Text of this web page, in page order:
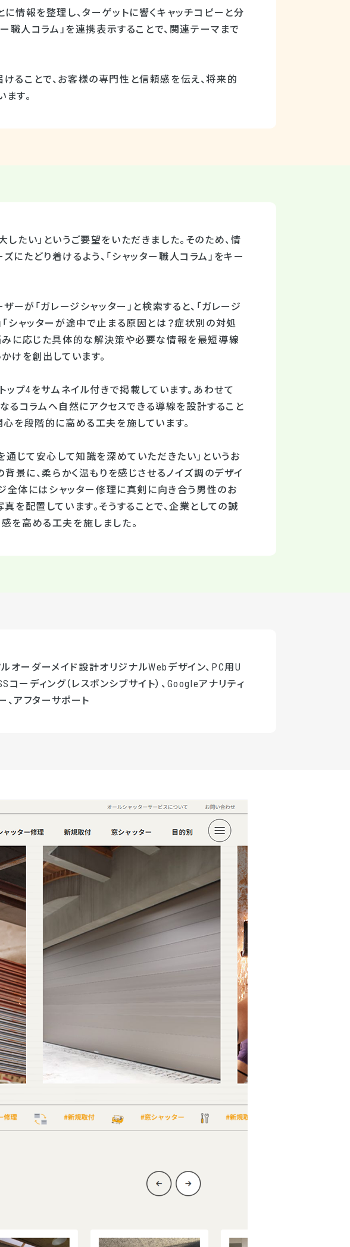
情報を整理し、ターゲットに響くキャッチコピーと分
職人コラム」を連携表示することで、関連テーマまで
ることで、お客様の専門性と信頼感を伝え、将来的
す。
たい」というご要望をいただきました。そのため、情
たどり着けるよう、「シャッター職人コラム」をキー
ーが「ガレージシャッター」と検索すると、「ガレージ
シャッターが途中で止まる原因とは？症状別の対処
みに応じた具体的な解決策や必要な情報を最短導線
けを創出しています。
ップ4をサムネイル付きで掲載しています。あわせて
なるコラムへ自然にアクセスできる導線を設計すること
を段階的に高める工夫を施しています。
通じて安心して知識を深めていただきたい」というお
景に、柔らかく温もりを感じさせるノイズ調のデザイ
全体にはシャッター修理に真剣に向き合う男性のお
を配置しています。そうすることで、企業としての誠
を高める工夫を施しました。
オーダーメイド設計オリジナルWebデザイン、PC用U
ーディング（レスポンシブサイト）、Googleアナリティ
、アフターサポート